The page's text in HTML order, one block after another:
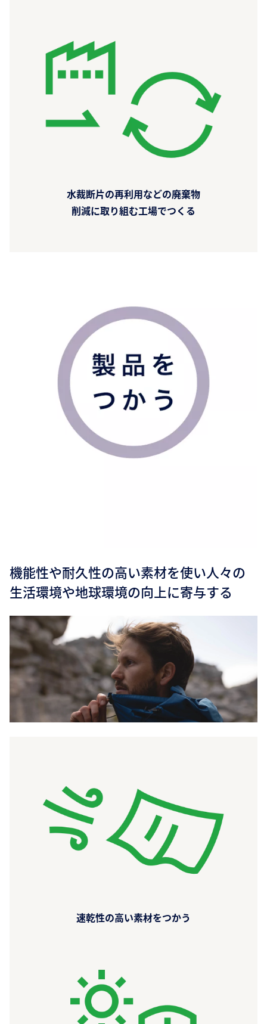
水裁断片の再利用などの廃棄物
削減に取り組む工場でつくる
機能性や耐久性の高い素材を使い人々の
生活環境や地球環境の向上に寄与する
速乾性の高い素材をつかう